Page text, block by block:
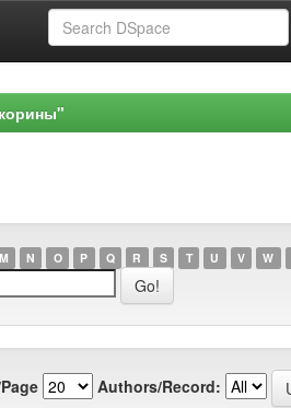
M N O P Q R S T U V W
Authors/Record: